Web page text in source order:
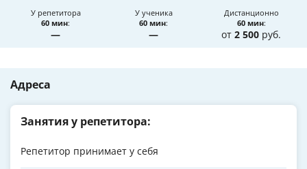
У репетитора
60 мин:
—
У ученика
60 мин:
—
Дистанционно
60 мин:
от2 500 руб.
Адреса
Занятия у репетитора:
Репетитор принимает у себя